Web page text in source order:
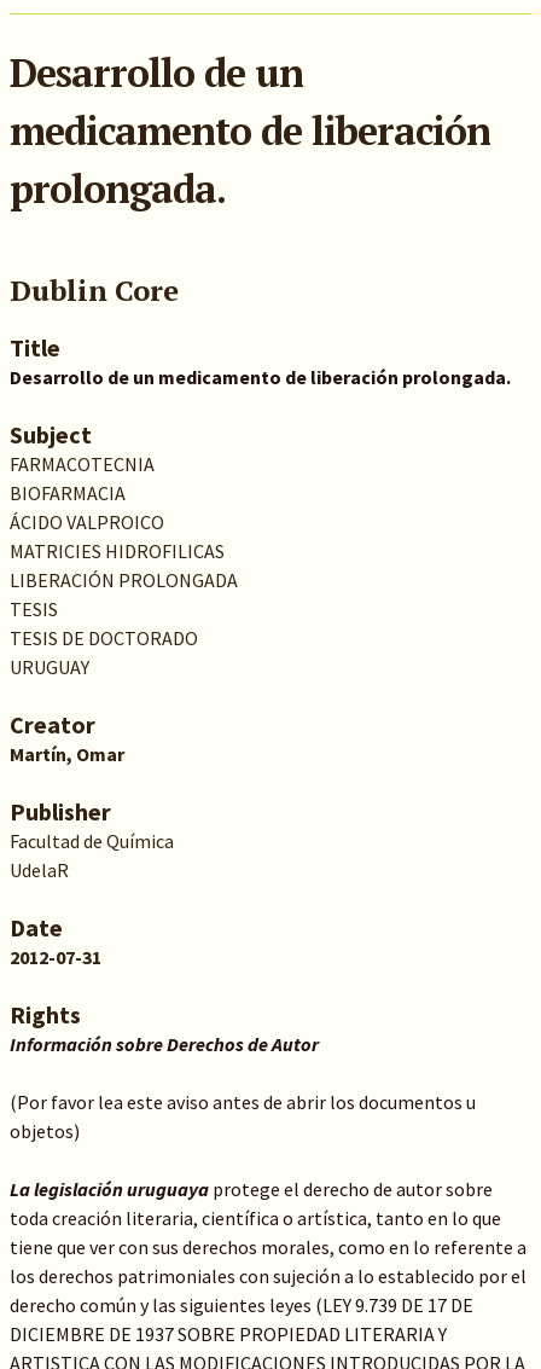
Desarrollo de un
medicamento de liberación
prolongada.
Dublin Core
Title
Desarrollo de un medicamento de liberación prolongada.
Subject
FARMACOTECNIA
BIOFARMACIA
ÁCIDO VALPROICO
MATRICIES HIDROFILICAS
LIBERACIÓN PROLONGADA
TESIS
TESIS DE DOCTORADO
URUGUAY
Creator
Martín, Omar
Publisher
Facultad de Química
UdelaR
Date
2012-07-31
Rights
Información sobre Derechos de Autor
(Por favor lea este aviso antes de abrir los documentos u
objetos)
La legislación uruguayaprotege el derecho de autor sobre
toda creación literaria, científica o artística, tanto en lo que
tiene que ver con sus derechos morales, como en lo referente a
los derechos patrimoniales con sujeción a lo establecido por el
derecho común y las siguientes leyes (LEY 9.739 DE 17 DE
DICIEMBRE DE 1937 SOBRE PROPIEDAD LITERARIA Y
ARTISTICA CON LAS MODIFICACIONES INTRODUCIDAS POR LA